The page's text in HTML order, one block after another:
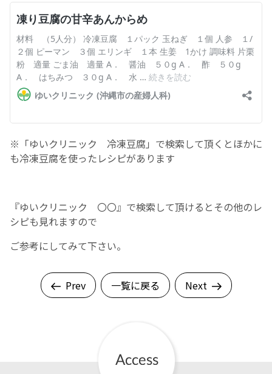
※「ゆいクリニック 冷凍豆腐」で検索して頂くとほかに
も冷凍豆腐を使ったレシピがあります
『ゆいクリニック 〇〇』で検索して頂けるとその他のレ
シピも見れますので
ご参考にしてみて下さい。
Prev 一覧に戻る Next
遠方にお住まいで当院での出産を希望される方へ
医師プロフィール
English Page